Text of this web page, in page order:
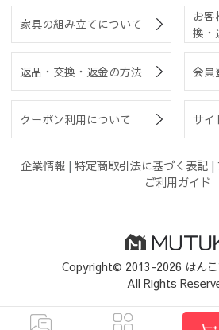
家具の組み立てについて
お
換・
返品・交換・返金の方法 会員
クーポン利用について サイ
企業情報 | 特定商取引法に基づく表記 |
ご利用ガイド
Copyright© 2013-2026 はん
All Rights